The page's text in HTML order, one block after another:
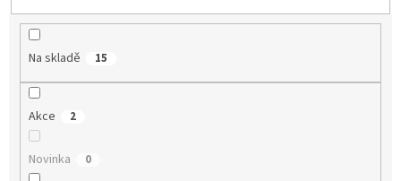
Na skladě 15
Akce 2
Novinka 0